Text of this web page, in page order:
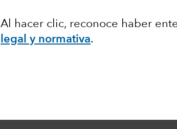
Al hacer clic, reconoce haber
legal y normativa.